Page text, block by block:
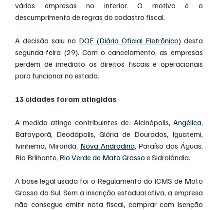
várias empresas no interior. O motivo é o
descumprimento de regras do cadastro fiscal.
A decisão saiu no DOE (Diário Oficial Eletrônico) desta
segunda-feira (29). Com o cancelamento, as empresas
perdem de imediato os direitos fiscais e operacionais
para funcionar no estado.
13 cidades foram atingidas
A medida atinge contribuintes de: Alcinópolis, Angélica,
Batayporã, Deodápolis, Glória de Dourados, Iguatemi,
Ivinhema, Miranda, Nova Andradina, Paraíso das Águas,
Rio Brilhante, Rio Verde de Mato Grosso e Sidrolândia.
A base legal usada foi o Regulamento do ICMS de Mato
Grosso do Sul. Sem a inscrição estadual ativa, a empresa
não consegue emitir nota fiscal, comprar com isenção